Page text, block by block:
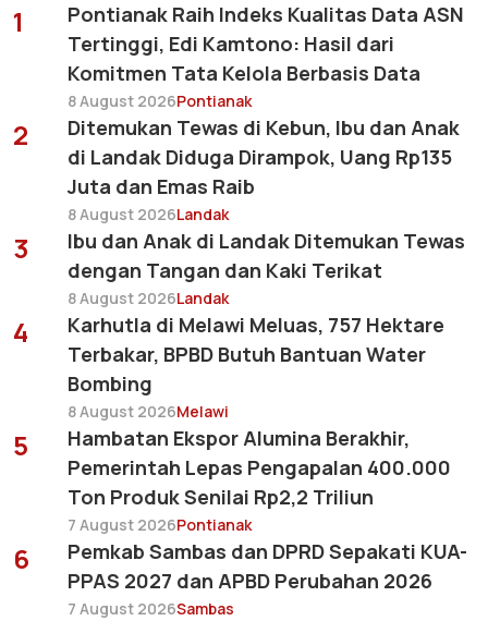
1
Pontianak Raih Indeks Kualitas Data ASN
Tertinggi, Edi Kamtono: Hasil dari
Komitmen Tata Kelola Berbasis Data
8 August 2026Pontianak
2
Ditemukan Tewas di Kebun, Ibu dan Anak
di Landak Diduga Dirampok, Uang Rp135
Juta dan Emas Raib
8 August 2026Landak
3
Ibu dan Anak di Landak Ditemukan Tewas
dengan Tangan dan Kaki Terikat
8 August 2026Landak
4
Karhutla di Melawi Meluas, 757 Hektare
Terbakar, BPBD Butuh Bantuan Water
Bombing
8 August 2026Melawi
5
Hambatan Ekspor Alumina Berakhir,
Pemerintah Lepas Pengapalan 400.000
Ton Produk Senilai Rp2,2 Triliun
7 August 2026Pontianak
6
Pemkab Sambas dan DPRD Sepakati KUA-
PPAS 2027 dan APBD Perubahan 2026
7 August 2026Sambas